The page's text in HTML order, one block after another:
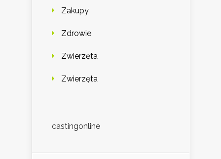
Zakupy
Zdrowie
Zwierzęta
Zwierzęta
castingonline